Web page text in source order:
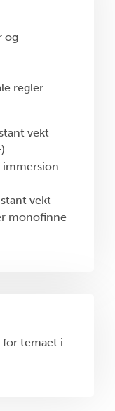
og
regler
vekt
immersion
vekt
monofinne
for temaet i